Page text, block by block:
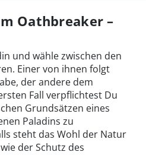
Oathbreaker –
und wähle zwischen den
Einer von ihnen folgt
der andere dem
Fall verpflichtest Du
Grundsätzen eines
Paladins zu
steht das Wohl der Natur
der Schutz des